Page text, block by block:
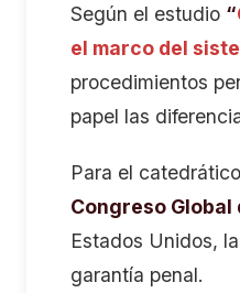
Según el estudio “
el marco del
procedimientos
papel las
Para el
Congreso
Estados Unidos,
garantía penal.